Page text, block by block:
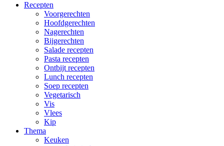
Recepten
Voorgerechten
Hoofdgerechten
Nagerechten
Bijgerechten
Salade recepten
Pasta recepten
Ontbijt recepten
Lunch recepten
Soep recepten
Vegetarisch
Vis
Vlees
Kip
Thema
Keuken